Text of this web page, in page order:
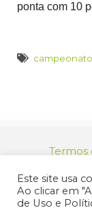
ponta com 10
Termos
Endereço:
Este site usa
Ao clicar em
de Uso e